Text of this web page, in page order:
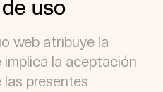
uso
web atribuye la
la aceptación
las presentes